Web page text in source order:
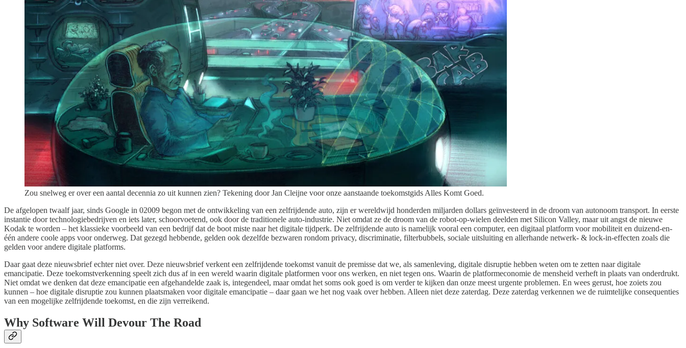
Zou snelweg er over een aantal decennia zo uit kunnen zien? Tekening door Jan Cleijne voor onze aanstaande toekomstgids Alles Komt Goed.
De afgelopen twaalf jaar, sinds Google in 02009 begon met de ontwikkeling van een zelfrijdende auto, zijn er wereldwijd honderden miljarden dollars geïnvesteerd in de droom van autonoom transport. In eerste
instantie door technologiebedrijven en iets later, schoorvoetend, ook door de traditionele auto-industrie. Niet omdat ze de droom van de robot-op-wielen deelden met Silicon Valley, maar uit angst de nieuwe
Kodak te worden – het klassieke voorbeeld van een bedrijf dat de boot miste naar het digitale tijdperk. De zelfrijdende auto is namelijk vooral een computer, een digitaal platform voor mobiliteit en duizend-en-
één andere coole apps voor onderweg. Dat gezegd hebbende, gelden ook dezelfde bezwaren rondom privacy, discriminatie, filterbubbels, sociale uitsluiting en allerhande netwerk- & lock-in-effecten zoals die
gelden voor andere digitale platforms.
Daar gaat deze nieuwsbrief echter niet over. Deze nieuwsbrief verkent een zelfrijdende toekomst vanuit de premisse dat we, als samenleving, digitale disruptie hebben weten om te zetten naar digitale
emancipatie. Deze toekomstverkenning speelt zich dus af in een wereld waarin digitale platformen voor ons werken, en niet tegen ons. Waarin de platformeconomie de mensheid verheft in plaats van onderdrukt.
Niet omdat we denken dat deze emancipatie een afgehandelde zaak is, integendeel, maar omdat het soms ook goed is om verder te kijken dan onze meest urgente problemen. En wees gerust, hoe zoiets zou
kunnen – hoe digitale disruptie zou kunnen plaatsmaken voor digitale emancipatie – daar gaan we het nog vaak over hebben. Alleen niet deze zaterdag. Deze zaterdag verkennen we de ruimtelijke consequenties
van een mogelijke zelfrijdende toekomst, en die zijn verreikend.
Why Software Will Devour The Road